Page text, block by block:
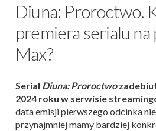
Diuna: Proroctwo.
premiera serialu
Max?
Serial Diuna: Proroctwo
2024 roku w serwisie
data emisji pierwszego odcinka
przynajmniej mamy bardziej